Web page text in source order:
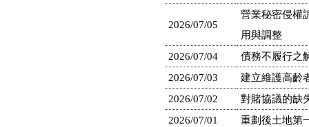
2026/07/05
營業秘密侵權
用與調整
2026/07/04
債務不履行之
2026/07/03
建立維護高齡
2026/07/02
對賭協議的缺
2026/07/01
重劃後土地第